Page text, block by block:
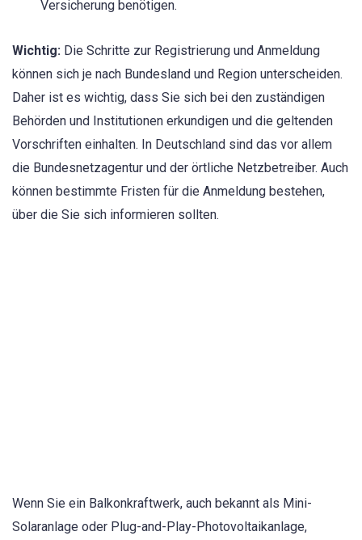
Versicherung benötigen.
Wichtig: Die Schritte zur Registrierung und Anmeldung
können sich je nach Bundesland und Region unterscheiden.
Daher ist es wichtig, dass Sie sich bei den zuständigen
Behörden und Institutionen erkundigen und die geltenden
Vorschriften einhalten. In Deutschland sind das vor allem
die Bundesnetzagentur und der örtliche Netzbetreiber. Auch
können bestimmte Fristen für die Anmeldung bestehen,
über die Sie sich informieren sollten.
Wenn Sie ein Balkonkraftwerk, auch bekannt als Mini-
Solaranlage oder Plug-and-Play-Photovoltaikanlage,